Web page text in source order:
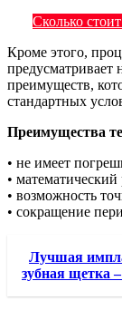
Сколько
Кроме этого,
предусматривает
преимуществ,
стандартных
Преимущества
• не имеет
• математический
• возможность
• сокращение
Лучшая
зубная щетка